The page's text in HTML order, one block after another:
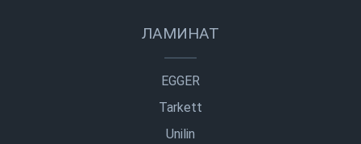
ЛАМИНАТ
EGGER
Tarkett
Unilin